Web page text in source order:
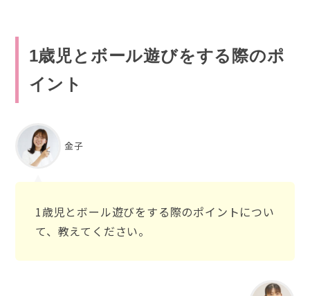
1歳児とボール遊びをする際のポ
イント
金子
1歳児とボール遊びをする際のポイントについ
て、教えてください。